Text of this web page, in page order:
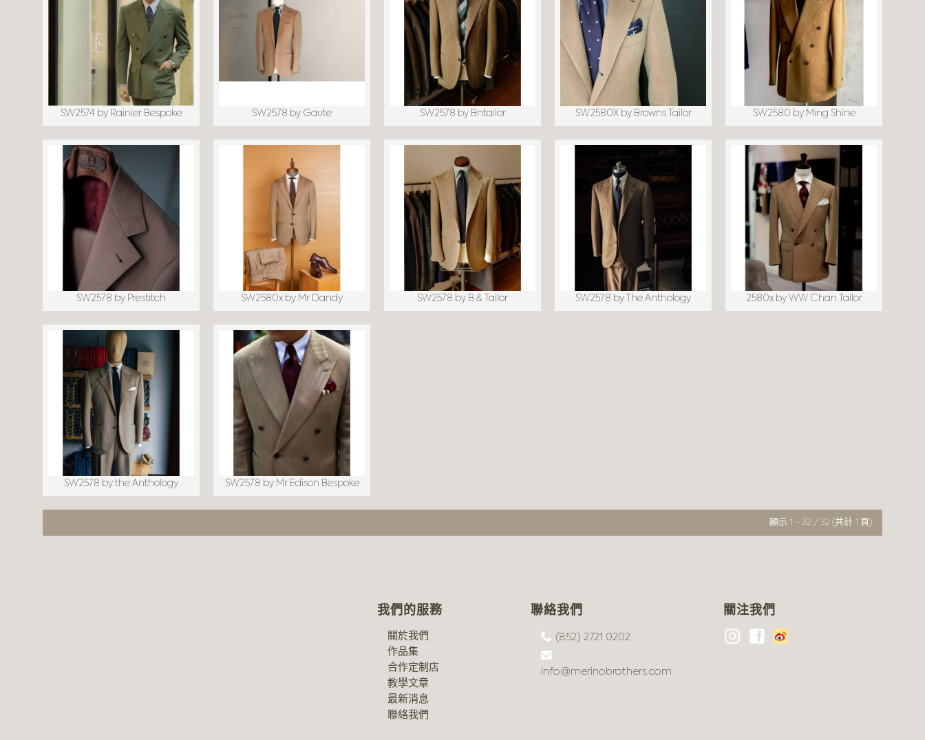
SW2574 by Rainier Bespoke SW2578 by Gaute SW2578 by Bntailor SW2580X by Browns Tailor SW2580 by Ming Shine
SW2578 by Prestitch SW2580x by Mr Dandy SW2578 by B & Tailor SW2578 by The Anthology 2580x by WW Chan Tailor
SW2578 by the Anthology SW2578 by Mr Edison Bespoke
顯示 1 - 32 / 32 (共計 1 頁)
我們的服務
關於我們
作品集
合作定制店
教學文章
最新消息
聯絡我們
聯絡我們
(852) 2721 0202
info@merinobrothers.com
關注我們